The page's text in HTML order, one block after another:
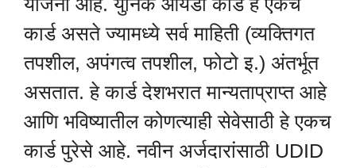
कार्ड असते ज्यामध्ये सर्व माहिती (व्यक्तिगत
तपशील, अपंगत्व तपशील, फोटो इ.) अंतर्भूत
असतात. हे कार्ड देशभरात मान्यताप्राप्त आहे
आणि भविष्यातील कोणत्याही सेवेसाठी हे एकच
कार्ड पुरेसे आहे. नवीन अर्जदारांसाठी UDID